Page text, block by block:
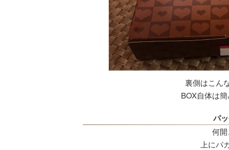
裏側はこん
BOX自体は
パ
何
上にパ